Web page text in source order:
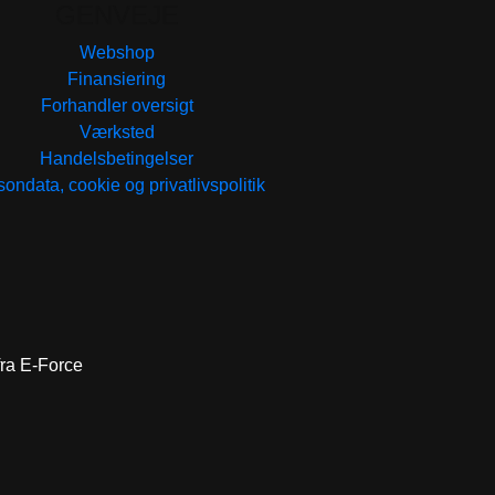
Webshop
Finansiering
Forhandler oversigt
Værksted
Handelsbetingelser
cookie og privatlivspolitik
E-Force